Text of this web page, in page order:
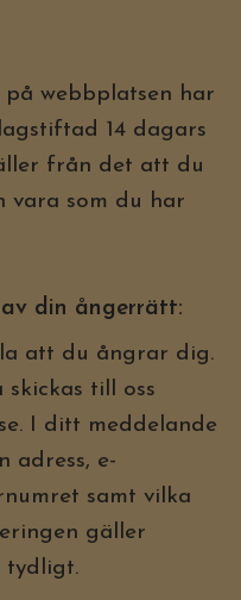
webbplatsen har
14 dagars
från det att du
vara som du har
din ångerrätt:
att du ångrar dig.
skickas till oss
. I ditt meddelande
adress, e-
samt vilka
gäller
tydligt.